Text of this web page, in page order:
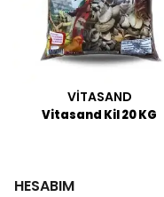
VİTASAND
Vitasand Kil 20 KG
HESABIM